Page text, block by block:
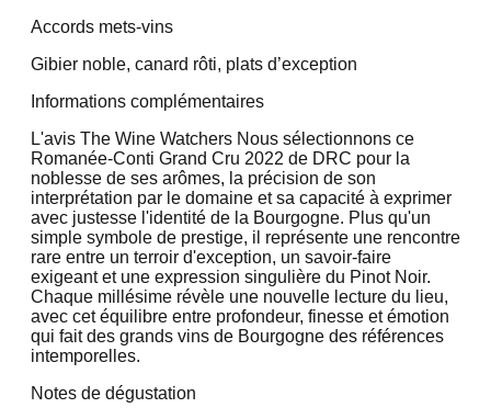
Accords mets-vins
Gibier noble, canard rôti, plats d’exception
Informations complémentaires
L'avis The Wine Watchers Nous sélectionnons ce
Romanée-Conti Grand Cru 2022 de DRC pour la
noblesse de ses arômes, la précision de son
interprétation par le domaine et sa capacité à exprimer
avec justesse l'identité de la Bourgogne. Plus qu'un
simple symbole de prestige, il représente une rencontre
rare entre un terroir d'exception, un savoir-faire
exigeant et une expression singulière du Pinot Noir.
Chaque millésime révèle une nouvelle lecture du lieu,
avec cet équilibre entre profondeur, finesse et émotion
qui fait des grands vins de Bourgogne des références
intemporelles.
Notes de dégustation